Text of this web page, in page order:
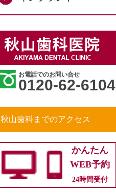
お電話でのお問い合せ
0120-62-6104
秋山歯科までのアクセス
かんたん
WEB予約
24時間受付